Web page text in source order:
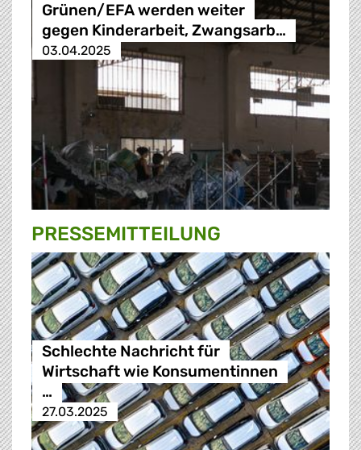
Grünen/EFA werden weiter
gegen Kinderarbeit, Zwangsarb…
03.04.2025
PRESSE­MITTEILUNG
Schlechte Nachricht für
Wirtschaft wie Konsumentinnen
…
27.03.2025